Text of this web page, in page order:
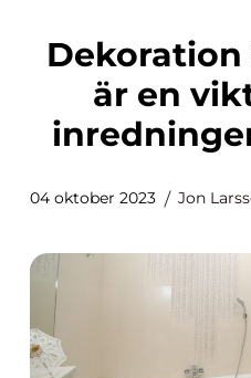
Dekoration för badrum
är en
04 oktober 2023 Jon